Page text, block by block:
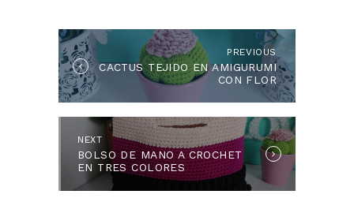
ENTRADAS
PREVIOUS
post:
CACTUS TEJIDO EN AMIGURUMI
CON FLOR
NEXT Next
post:
BOLSO DE MANO A CROCHET
EN TRES COLORES